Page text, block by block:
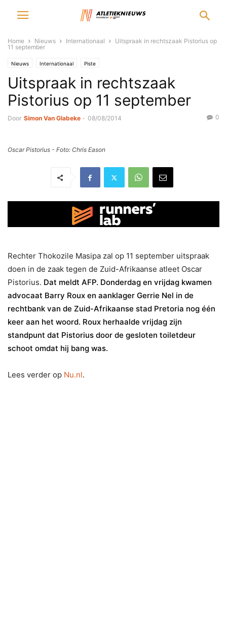
Home Nieuws Internationaal
Uitspraak in rechtszaak Pistorius op
11 september
Nieuws Internationaal Piste
Uitspraak in rechtszaak
Pistorius op 11 september
Door Simon Van Glabeke - 08/08/2014 0
Oscar Pistorius - Foto: Chris Eason
Rechter Thokozile Masipa zal op 11 september uitspraak
doen in de zaak tegen de Zuid-Afrikaanse atleet Oscar
Pistorius. Dat meldt AFP. Donderdag en vrijdag kwamen
advocaat Barry Roux en aanklager Gerrie Nel in de
rechtbank van de Zuid-Afrikaanse stad Pretoria nog één
keer aan het woord. Roux herhaalde vrijdag zijn
standpunt dat Pistorius door de gesloten toiletdeur
schoot omdat hij bang was.
Lees verder op Nu.nl.